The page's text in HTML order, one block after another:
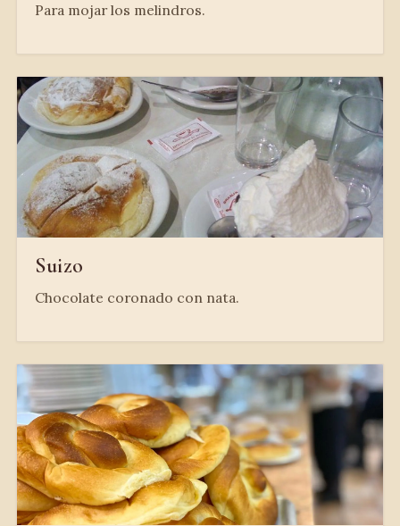
Para mojar los melindros.
Suizo
Chocolate coronado con nata.